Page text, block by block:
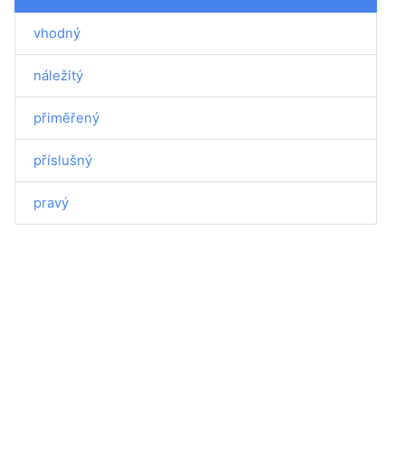
vhodný
náležitý
přiměřený
příslušný
pravý